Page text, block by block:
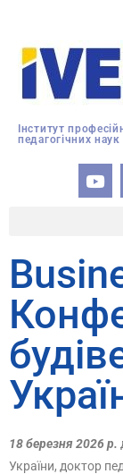
Інститут
педагогічних наук
18 березня 2026 р.
України, доктор